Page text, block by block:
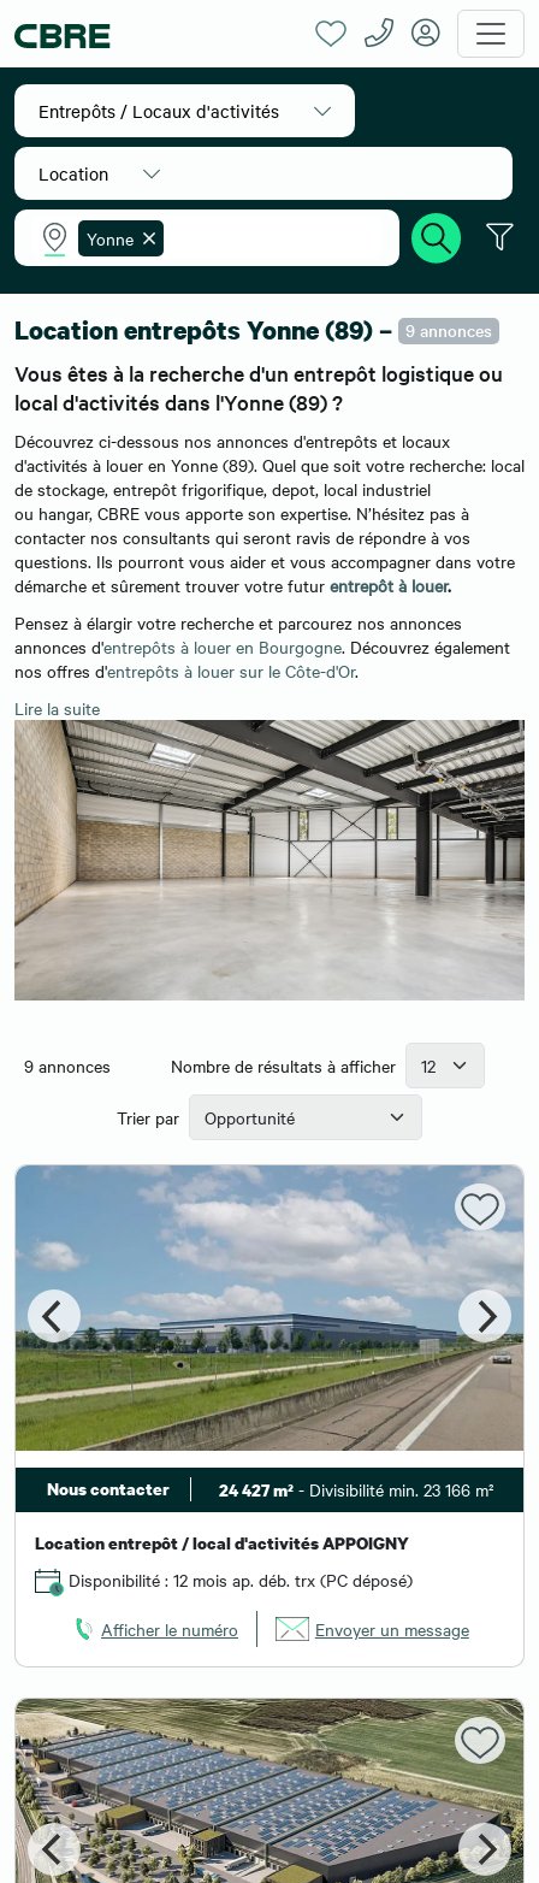
Entrepôts / Locaux d'activités
Location
Yonne
Location entrepôts Yonne (89) – 9 annonces
Vous êtes à la recherche d'un entrepôt logistique ou
local d'activités dans l'Yonne (89) ?
Découvrez ci-dessous nos annonces d'entrepôts et locaux
d'activités à louer en Yonne (89). Quel que soit votre recherche: local
de stockage, entrepôt frigorifique, depot, local industriel
ou hangar, CBRE vous apporte son expertise. N’hésitez pas à
contacter nos consultants qui seront ravis de répondre à vos
questions. Ils pourront vous aider et vous accompagner dans votre
démarche et sûrement trouver votre futur entrepôt à louer.
Pensez à élargir votre recherche et parcourez nos annonces
annonces d'entrepôts à louer en Bourgogne. Découvrez également
nos offres d'entrepôts à louer sur le Côte-d'Or.
Lire la suite
9 annonces Nombre de résultats à afficher
Trier par
Nous contacter 24 427 m²- Divisibilité min. 23 166 m²
Location entrepôt / local d'activités APPOIGNY
Disponibilité : 12 mois ap. déb. trx (PC déposé)
Afficher le numéro Envoyer un message